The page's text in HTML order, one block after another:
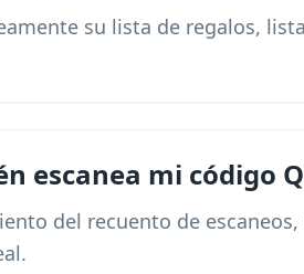
su lista de regalos,
escanea mi código
del recuento de